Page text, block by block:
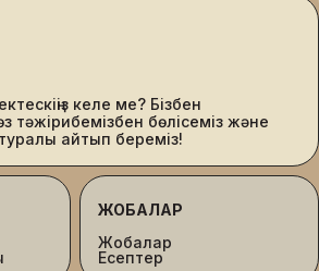
келе ме? Бізбен
тәжірибемізбен бөлісеміз және
айтып береміз!
ЖОБАЛАР
Жобалар
Есептер